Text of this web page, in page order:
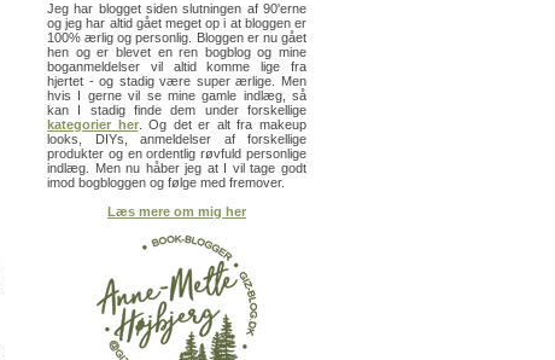
Jeg har blogget siden slutningen af 90'erne
og jeg har altid gået meget op i at bloggen er
100% ærlig og personlig. Bloggen er nu gået
hen og er blevet en ren bogblog og mine
boganmeldelser vil altid komme lige fra
hjertet - og stadig være super ærlige. Men
hvis I gerne vil se mine gamle indlæg, så
kan I stadig finde dem under forskellige
kategorier her. Og det er alt fra makeup
looks, DIYs, anmeldelser af forskellige
produkter og en ordentlig røvfuld personlige
indlæg. Men nu håber jeg at I vil tage godt
imod bogbloggen og følge med fremover.
Læs mere om mig her